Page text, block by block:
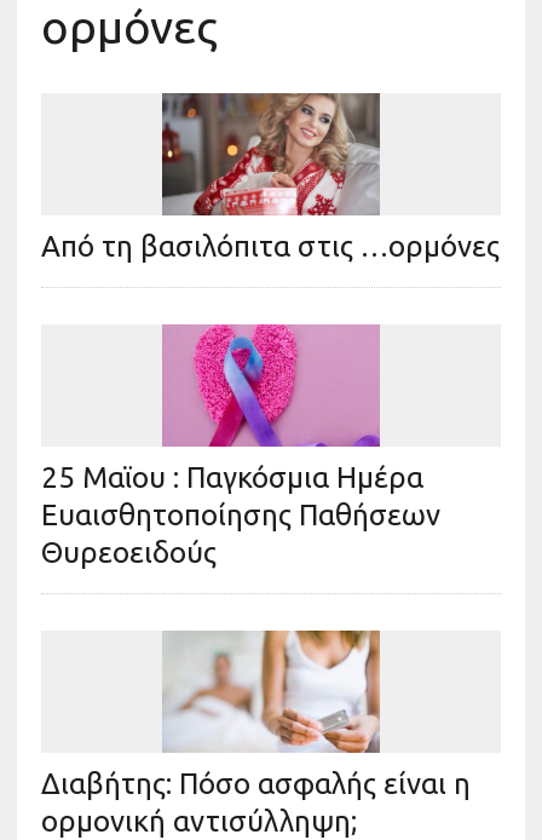
ορμόνες
Από τη βασιλόπιτα στις …ορμόνες
25 Μαϊου : Παγκόσμια Ημέρα
Ευαισθητοποίησης Παθήσεων
Θυρεοειδούς
Διαβήτης: Πόσο ασφαλής είναι η
ορμονική αντισύλληψη;